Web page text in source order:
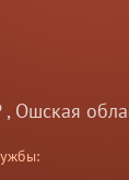
Ошская